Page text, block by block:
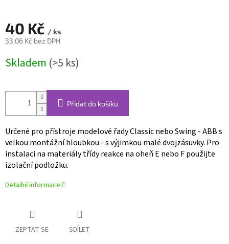
40 Kč / ks
33,06 Kč bez DPH
cena:
Skladem (>5 ks)
Přidat do košíku
Určené pro přístroje modelové řady Classic nebo Swing - ABB s
velkou montážní hloubkou - s výjimkou malé dvojzásuvky. Pro
instalaci na materiály třídy reakce na oheň E nebo F použijte
izolační podložku.
Detailní informace
ZEPTAT SE SDÍLET